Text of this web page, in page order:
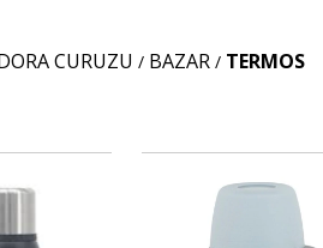
CURUZU / BAZAR / TERMOS